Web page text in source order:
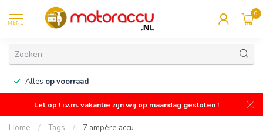
MENU
0
Alles op voorraad
Let op ! i.v.m. vakantie zijn wij op maandag gesloten !
Home / Tags / 7 ampère accu